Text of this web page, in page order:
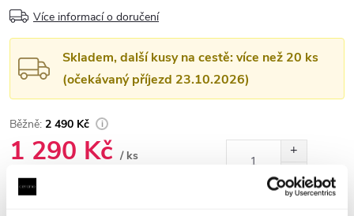
Více informací o doručení
Skladem, další kusy na cestě: více než 20 ks
(očekávaný příjezd 23.10.2026)
2 490 Kč
1 290 Kč/ ks
1 066 Kč bez DPH
Měrná